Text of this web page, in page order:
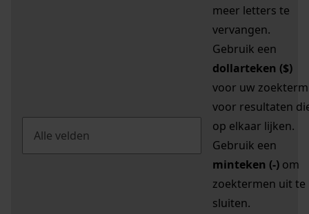
meer letters te
vervangen.
Gebruik een
dollarteken ($)
voor uw zoekterm
voor resultaten
op elkaar lijken.
Gebruik een
minteken (-) om
zoektermen uit te
sluiten.